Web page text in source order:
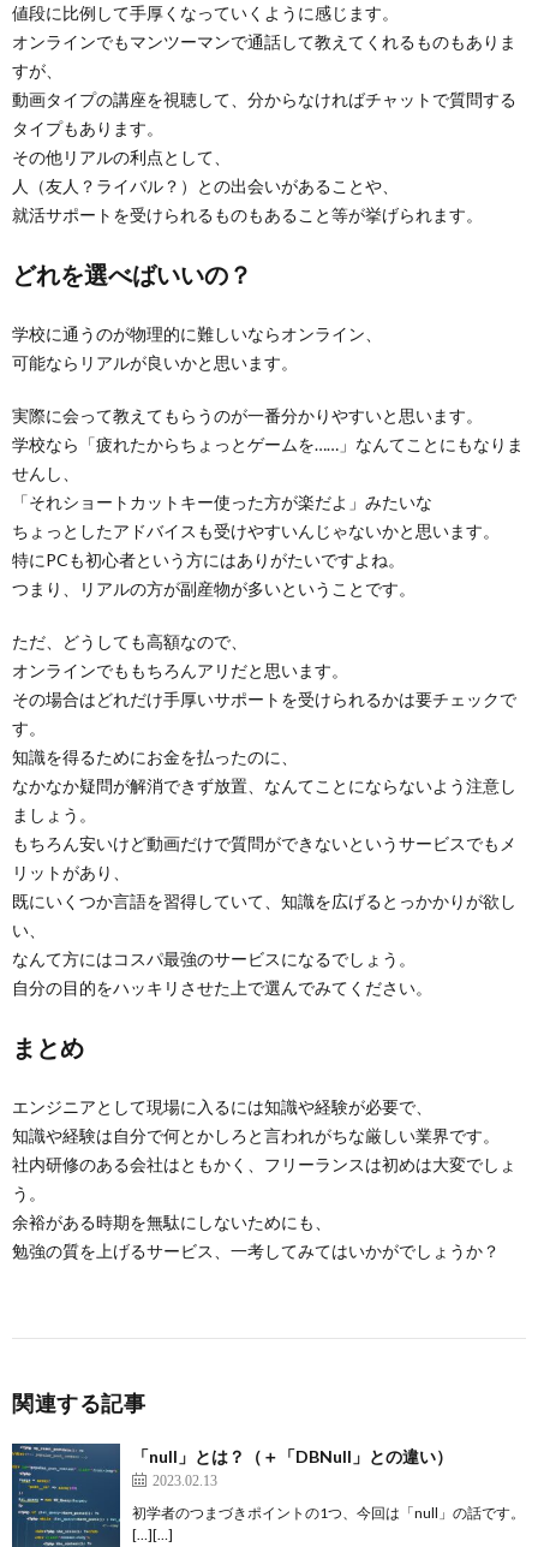
値段に比例して手厚くなっていくように感じます。
オンラインでもマンツーマンで通話して教えてくれるものもありま
すが、
動画タイプの講座を視聴して、分からなければチャットで質問する
タイプもあります。
その他リアルの利点として、
人（友人？ライバル？）との出会いがあることや、
就活サポートを受けられるものもあること等が挙げられます。
どれを選べばいいの？
学校に通うのが物理的に難しいならオンライン、
可能ならリアルが良いかと思います。
実際に会って教えてもらうのが一番分かりやすいと思います。
学校なら「疲れたからちょっとゲームを……」なんてことにもなりま
せんし、
「それショートカットキー使った方が楽だよ」みたいな
ちょっとしたアドバイスも受けやすいんじゃないかと思います。
特にPCも初心者という方にはありがたいですよね。
つまり、リアルの方が副産物が多いということです。
ただ、どうしても高額なので、
オンラインでももちろんアリだと思います。
その場合はどれだけ手厚いサポートを受けられるかは要チェックで
す。
知識を得るためにお金を払ったのに、
なかなか疑問が解消できず放置、なんてことにならないよう注意し
ましょう。
もちろん安いけど動画だけで質問ができないというサービスでもメ
リットがあり、
既にいくつか言語を習得していて、知識を広げるとっかかりが欲し
い、
なんて方にはコスパ最強のサービスになるでしょう。
自分の目的をハッキリさせた上で選んでみてください。
まとめ
エンジニアとして現場に入るには知識や経験が必要で、
知識や経験は自分で何とかしろと言われがちな厳しい業界です。
社内研修のある会社はともかく、フリーランスは初めは大変でしょ
う。
余裕がある時期を無駄にしないためにも、
勉強の質を上げるサービス、一考してみてはいかがでしょうか？
関連する記事
「null」とは？（＋「DBNull」との違い）
2023.02.13
初学者のつまづきポイントの1つ、今回は「null」の話です。
[…][…]